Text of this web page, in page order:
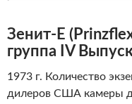
Зенит-Е (
группа IV
1973 г. Количество
дилеров США камеры